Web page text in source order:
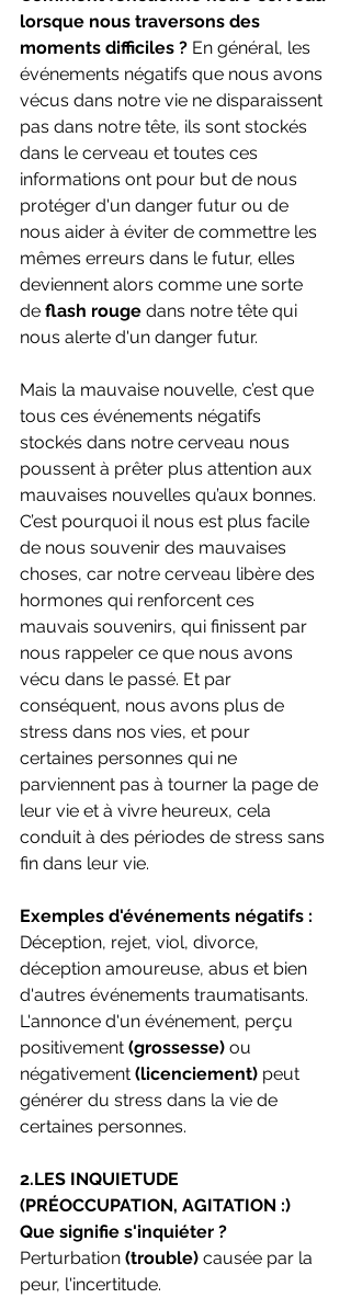
lorsque nous traversons des
moments difficiles ? En général, les
événements négatifs que nous avons
vécus dans notre vie ne disparaissent
pas dans notre tête, ils sont stockés
dans le cerveau et toutes ces
informations ont pour but de nous
protéger d'un danger futur ou de
nous aider à éviter de commettre les
mêmes erreurs dans le futur, elles
deviennent alors comme une sorte
de flash rouge dans notre tête qui
nous alerte d'un danger futur.
Mais la mauvaise nouvelle, c’est que
tous ces événements négatifs
stockés dans notre cerveau nous
poussent à prêter plus attention aux
mauvaises nouvelles qu’aux bonnes.
C’est pourquoi il nous est plus facile
de nous souvenir des mauvaises
choses, car notre cerveau libère des
hormones qui renforcent ces
mauvais souvenirs, qui finissent par
nous rappeler ce que nous avons
vécu dans le passé. Et par
conséquent, nous avons plus de
stress dans nos vies, et pour
certaines personnes qui ne
parviennent pas à tourner la page de
leur vie et à vivre heureux, cela
conduit à des périodes de stress sans
fin dans leur vie.
Exemples d'événements négatifs :
Déception, rejet, viol, divorce,
déception amoureuse, abus et bien
d'autres événements traumatisants.
L'annonce d'un événement, perçu
positivement (grossesse) ou
négativement (licenciement) peut
générer du stress dans la vie de
certaines personnes.
2.LES INQUIETUDE
(PRÉOCCUPATION, AGITATION :)
Que signifie s'inquiéter ?
Perturbation (trouble) causée par la
peur, l'incertitude.